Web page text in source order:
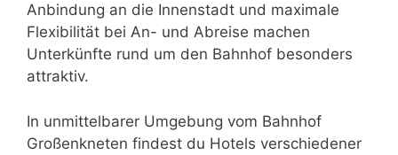
Anbindung an die Innenstadt und maximale
Flexibilität bei An- und Abreise machen
Unterkünfte rund um den Bahnhof besonders
attraktiv.
In unmittelbarer Umgebung vom Bahnhof
Großenkneten findest du Hotels verschiedener